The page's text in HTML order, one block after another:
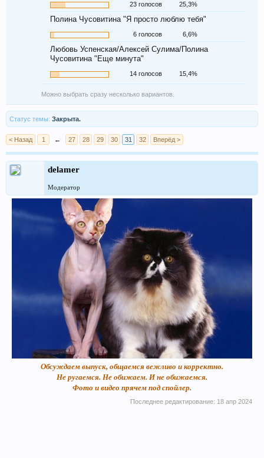
23 голосов 25,3%
Полина Чусовитина "Я просто люблю тебя"
6 голосов 6,6%
Любовь Успенская/Алексей Сулима/Полина
Чусовитина "Еще минута"
14 голосов 15,4%
Можно выбрать сразу несколько вариантов.
Статус темы: Закрыта.
< Назад 1 ← 27 28 29 30 31 32 Вперёд >
delamer
Модератор
Обсуждаем выпуск, общаемся вежливо и корректно.
Не ругаемся. Не обижаем. И не обижаемся.
Фото и видео прячем под спойлер.
Последнее редактирование: 18 апр 2024